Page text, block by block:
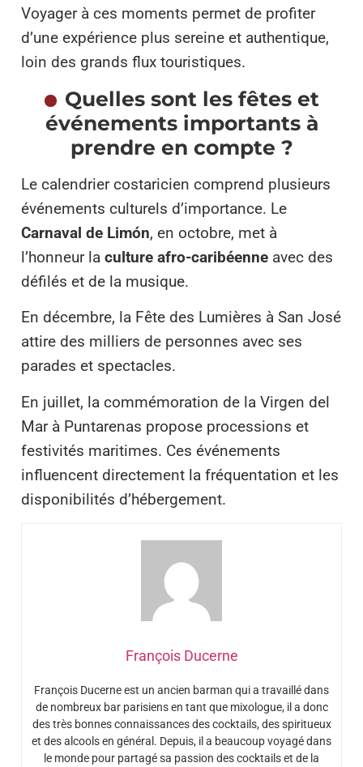
Voyager à ces moments permet de profiter
d’une expérience plus sereine et authentique,
loin des grands flux touristiques.
Quelles sont les fêtes et
événements importants à
prendre en compte ?
Le calendrier costaricien comprend plusieurs
événements culturels d’importance. Le
Carnaval de Limón, en octobre, met à
l’honneur la culture afro-caribéenne avec des
défilés et de la musique.
En décembre, la Fête des Lumières à San José
attire des milliers de personnes avec ses
parades et spectacles.
En juillet, la commémoration de la Virgen del
Mar à Puntarenas propose processions et
festivités maritimes. Ces événements
influencent directement la fréquentation et les
disponibilités d’hébergement.
François Ducerne
François Ducerne est un ancien barman qui a travaillé dans
de nombreux bar parisiens en tant que mixologue, il a donc
des très bonnes connaissances des cocktails, des spiritueux
et des alcools en général. Depuis, il a beaucoup voyagé dans
le monde pour partagé sa passion des cocktails et de la